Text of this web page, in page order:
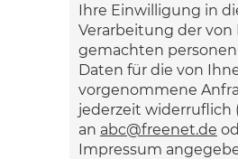
Ihre Einwilligung in
Verarbeitung der von Ihnen
gemachten
Daten für die von
vorgenommene
jederzeit widerruflich
an abc@freenet.de
Impressum